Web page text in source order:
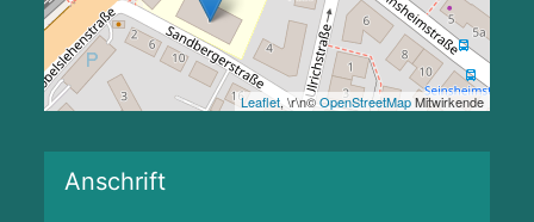
Leaflet, \r\n©OpenStreetMapMitwirkende
Anschrift